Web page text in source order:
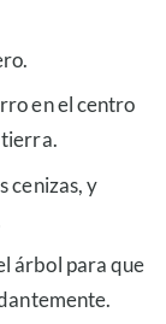
en el centro
tierra.
cenizas, y
árbol para que